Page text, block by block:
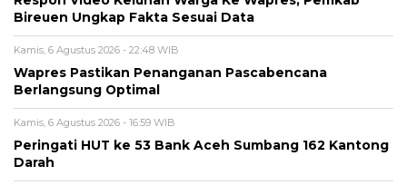
Bireuen Ungkap Fakta Sesuai Data
Kamis, 6 Agustus 2026 - 22:48 WIB
Wapres Pastikan Penanganan Pascabencana
Berlangsung Optimal
Kamis, 6 Agustus 2026 - 16:59 WIB
Peringati HUT ke 53 Bank Aceh Sumbang 162 Kantong
Darah